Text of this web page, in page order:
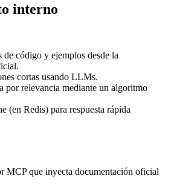
interno
de código y ejemplos desde la
cortas usando LLMs.
por relevancia mediante un algoritmo
(en Redis) para respuesta rápida
MCP que inyecta documentación oficial